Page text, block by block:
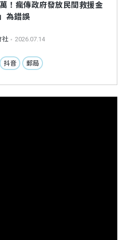
！瘋傳政府發放民間救援金
為錯誤
社 2026.07.14
抖音 郵局